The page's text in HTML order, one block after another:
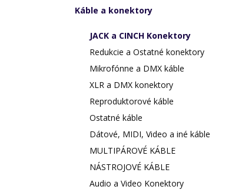
Káble a konektory
JACK a CINCH Konektory
Redukcie a Ostatné konektory
Mikrofónne a DMX káble
XLR a DMX konektory
Reproduktorové káble
Ostatné káble
Dátové, MIDI, Video a iné káble
MULTIPÁROVÉ KÁBLE
NÁSTROJOVÉ KÁBLE
Audio a Video Konektory